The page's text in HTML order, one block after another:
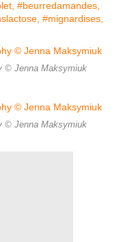
#beurredamandes,
#mignardises,
© Jenna Maksymiuk
© Jenna Maksymiuk